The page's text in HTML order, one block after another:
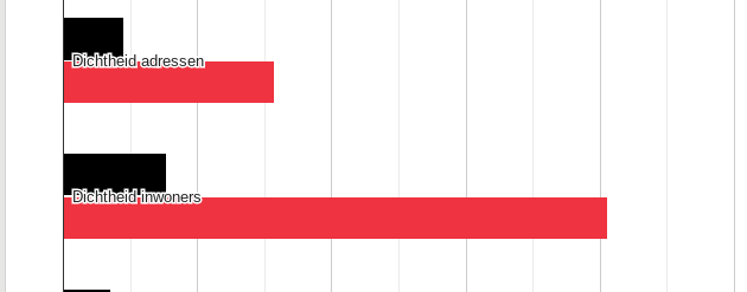
Dichtheid adressen
Dichtheid adressen
Dichtheid inwoners
Dichtheid inwoners